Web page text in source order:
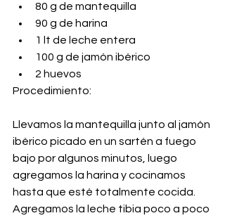
80 g de mantequilla
90 g de harina
1 lt de leche entera
100 g de jamón ibérico
2 huevos
Procedimiento:
Llevamos la mantequilla junto al jamón
ibérico picado en un sartén a fuego
bajo por algunos minutos, luego
agregamos la harina y cocinamos
hasta que esté totalmente cocida.
Agregamos la leche tibia poco a poco